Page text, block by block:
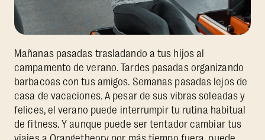
Mañanas pasadas trasladando a tus hijos al
campamento de verano. Tardes pasadas organizando
barbacoas con tus amigos. Semanas pasadas lejos de
casa de vacaciones. A pesar de sus vibras soleadas y
felices, el verano puede interrumpir tu rutina habitual
de fitness. Y aunque puede ser tentador cambiar tus